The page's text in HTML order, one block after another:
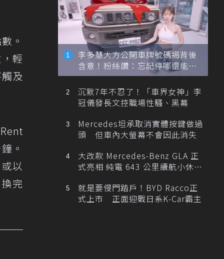
。
輕
及
。
以
完
李多慧大方公開車牌號碼揭背後
含意！粉絲讚：忘記停哪還能幫
忙找車
沉默7年不忍了！「車界女神」李
冠儀發長文控職場性騷、黑幕
Mercedes坦承取消實體按鍵做過
頭 但車內大螢幕不會因此消失
大改款 Mercedes-Benz GLA 正
式亮相 純電 643 公里續航小休
就是要侵門踏戶！BYD Racco正
式上市 正面迎戰日系K-Car霸主